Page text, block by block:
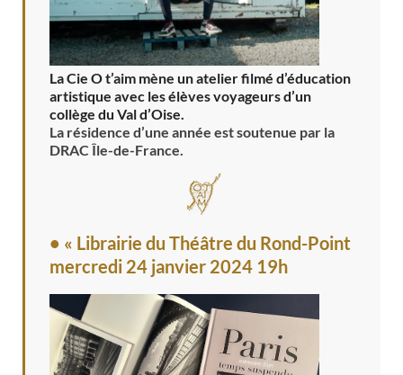
La Cie O t’aim mène un atelier filmé d’éducation
artistique avec les élèves voyageurs d’un
collège du Val d’Oise.
La résidence d’une année est soutenue par la
DRAC Île-de-France.
• « Librairie du Théâtre du Rond-Point
mercredi 24 janvier 2024 19h